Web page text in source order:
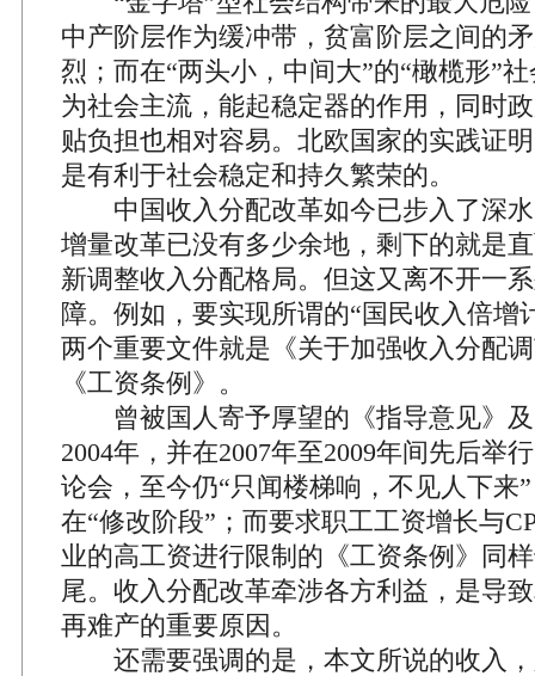
中产阶层作为缓冲带，贫富阶层之间的
烈；而在“两头小，中间大”的“橄榄形”
为社会主流，能起稳定器的作用，同时
贴负担也相对容易。北欧国家的实践证
是有利于社会稳定和持久繁荣的。
中国收入分配改革如今已步入了深水
增量改革已没有多少余地，剩下的就是
新调整收入分配格局。但这又离不开一
障。例如，要实现所谓的“国民收入倍增
两个重要文件就是《关于加强收入分配
《工资条例》。
曾被国人寄予厚望的《指导意见》及
2004年，并在2007年至2009年间先后举
论会，至今仍“只闻楼梯响，不见人下来
在“修改阶段”；而要求职工工资增长与
业的高工资进行限制的《工资条例》同
尾。收入分配改革牵涉各方利益，是导
再难产的重要原因。
还需要强调的是，本文所说的收入，